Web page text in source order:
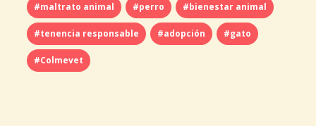
#maltrato animal #perro #bienestar animal
#tenencia responsable #adopción #gato
#Colmevet